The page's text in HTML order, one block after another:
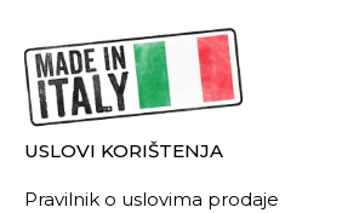
USLOVI KORIŠTENJA
Pravilnik o uslovima prodaje